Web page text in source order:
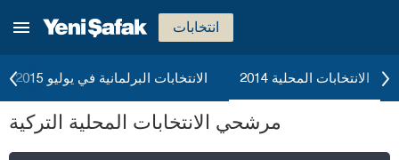
انتخابات
الانتخابات البرلمانية في يوليو 2015 الانتخابات المحلية 2014
مرشحي الانتخابات المحلية التركية
أكسراي
أماصيا
أنطاليا
أرداهان